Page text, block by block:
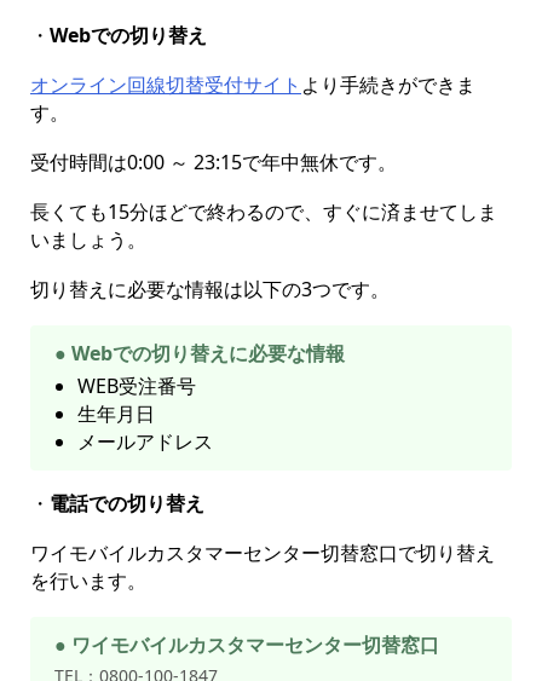
・ Webでの切り替え
オンライン回線切替受付サイト より手続きができま
す。
受付時間は0:00 ～ 23:15で年中無休です。
長くても15分ほどで終わるので、すぐに済ませてしま
いましょう。
切り替えに必要な情報は以下の3つです。
● Webでの切り替えに必要な情報
WEB受注番号
生年月日
メールアドレス
・ 電話での切り替え
ワイモバイルカスタマーセンター切替窓口で切り替え
を行います。
● ワイモバイルカスタマーセンター切替窓口
TEL：0800-100-1847